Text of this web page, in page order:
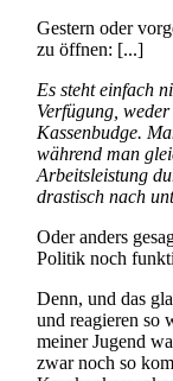
Gestern oder
zu öffnen: [...]
Es steht einfach
Verfügung,
Kassenbudge.
während man
Arbeits­leistung
drastisch nach
Oder anders
Politik noch
Denn, und das
und reagieren so
meiner Jugend
zwar noch so